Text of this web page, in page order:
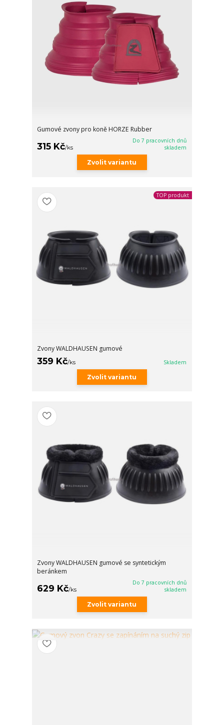
Gumové zvony pro koně HORZE Rubber
315 Kč/ks
Do 7 pracovních dnů
skladem
Zvolit variantu
TOP produkt
Zvony WALDHAUSEN gumové
359 Kč/ks Skladem
Zvolit variantu
Zvony WALDHAUSEN gumové se syntetickým
beránkem
629 Kč/ks
Do 7 pracovních dnů
skladem
Zvolit variantu